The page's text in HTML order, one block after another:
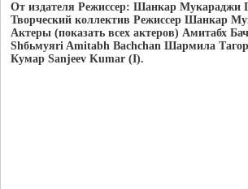
От издателя Режиссер: Шанкар Мукараджи
Творческий коллектив Режиссер Шанкар
Актеры (показать всех актеров) Амитабх
Shбьмуяri Amitabh Bachchan Шармила
Кумар Sanjeev Kumar (I).